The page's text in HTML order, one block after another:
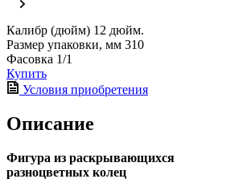
Калибр (дюйм) 12 дюйм.
Размер упаковки, мм 310
Фасовка 1/1
Купить
Условия приобретения
Описание
Фигура из раскрывающихся
разноцветных колец